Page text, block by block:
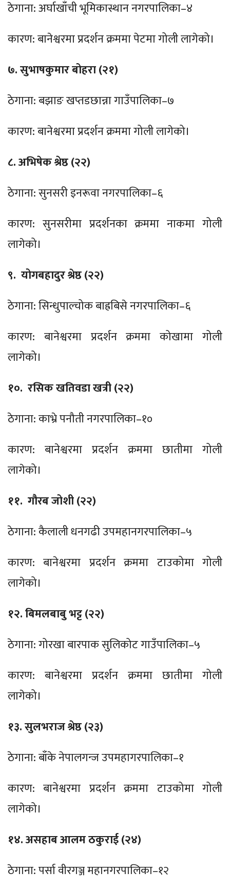
ठेगाना: अर्घाखाँची भूमिकास्थान नगरपालिका–४
कारण: बानेश्वरमा प्रदर्शन क्रममा पेटमा गोली लागेको।
७. सुभाषकुमार बोहरा (२१)
ठेगाना: बझाङ खप्तडछान्ना गाउँपालिका–७
कारण: बानेश्वरमा प्रदर्शन क्रममा गोली लागेको।
८. अभिषेक श्रेष्ठ (२२)
ठेगाना: सुनसरी इनरूवा नगरपालिका–६
कारण: सुनसरीमा प्रदर्शनका क्रममा नाकमा गोली
लागेको।
९. योगबहादुर श्रेष्ठ (२२)
ठेगाना: सिन्धुपाल्चोक बाह्रबिसे नगरपालिका–६
कारण: बानेश्वरमा प्रदर्शन क्रममा कोखामा गोली
लागेको।
१०. रसिक खतिवडा खत्री (२२)
ठेगाना: काभ्रे पनौती नगरपालिका–१०
कारण: बानेश्वरमा प्रदर्शन क्रममा छातीमा गोली
लागेको।
११. गौरब जोशी (२२)
ठेगाना: कैलाली धनगढी उपमहानगरपालिका–५
कारण: बानेश्वरमा प्रदर्शन क्रममा टाउकोमा गोली
लागेको।
१२. बिमलबाबु भट्ट (२२)
ठेगाना: गोरखा बारपाक सुलिकोट गाउँपालिका–५
कारण: बानेश्वरमा प्रदर्शन क्रममा छातीमा गोली
लागेको।
१३. सुलभराज श्रेष्ठ (२३)
ठेगाना: बाँके नेपालगन्ज उपमहागरपालिका–१
कारण: बानेश्वरमा प्रदर्शन क्रममा टाउकोमा गोली
लागेको।
१४. असहाब आलम ठकुराई (२४)
ठेगाना: पर्सा वीरगञ्ज महानगरपालिका–१२